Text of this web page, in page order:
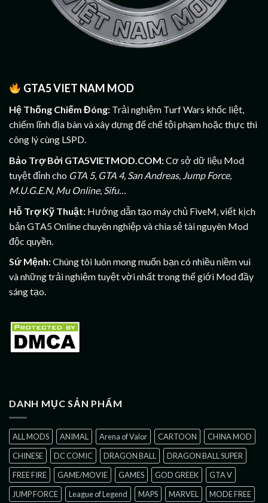
GTA5 VIET NAM MOD
Hệ Thống Chiếm Đóng: Trải nghiệm Turf Wars khốc liệt,
chiếm lĩnh địa bàn và xây dựng đế chế tội phạm hoặc thực thi
công lý cùng LSPD.
Bảo Trợ Bởi GTA5VIETMOD.COM:Cơ sở dữ liệu Mod
tuyệt đỉnh cho GTA 5, GTA 4, San Andreas, Jump Force,
M.U.G.E.N, Mu Online, Sifu…
Hỗ Trợ Kỹ Thuật: Hướng dẫn tạo máy chủ FiveM, viết kịch
bản GTA5 Online chuyên nghiệp và chia sẻ tài nguyên Mod
độc quyền.
Sứ Mệnh:Chúng tôi luôn mong muốn bạn có nhiều niềm vui
và những trải nghiệm tuyệt vời nhất trong thế giới Mod đầy
sáng tạo.
DANH MỤC SẢN PHẨM
ALL MODS ANIMAL Arena of Valor CARTOON
CHINA MOD
CHINESE
DC COMIC DRAGON BALL
DRAGON BALL SUPER
FREE FIRE
GAME/MOVIE GAMES GOD GREEK
GTA V
JUMP FORCE
League of Legend MAPS MARVEL MODE FREE